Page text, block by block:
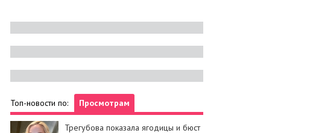
Топ-новости по: Просмотрам
Трегубова показала ягодицы и бюст